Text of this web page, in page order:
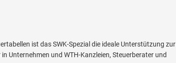
ist das SWK-Spezial die ideale Unterstützung zur
Unternehmen und WTH-Kanzleien, Steuerberater und